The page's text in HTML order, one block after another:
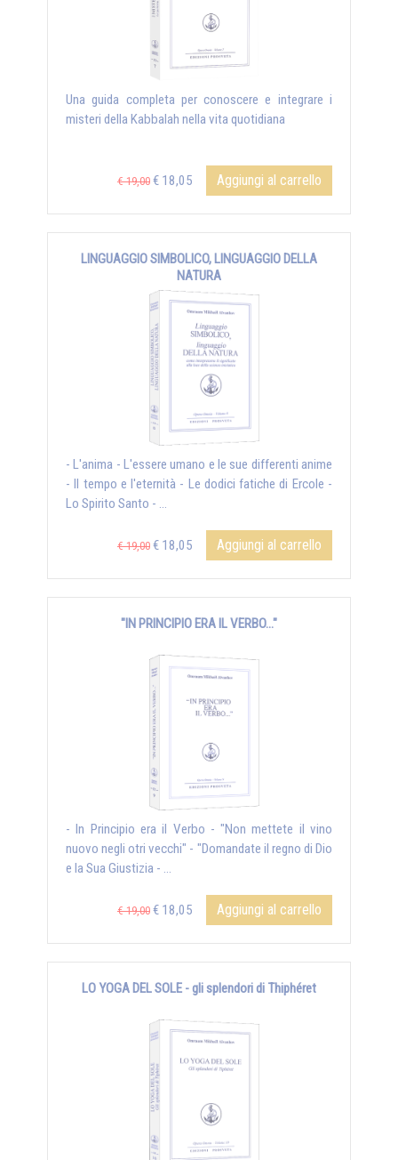
Una guida completa per conoscere e integrare i
misteri della Kabbalah nella vita quotidiana
€ 19,00 € 18,05 Aggiungi al carrello
LINGUAGGIO SIMBOLICO, LINGUAGGIO DELLA
NATURA
- L'anima - L'essere umano e le sue differenti anime
- Il tempo e l'eternità - Le dodici fatiche di Ercole -
Lo Spirito Santo - ...
€ 19,00 € 18,05 Aggiungi al carrello
"IN PRINCIPIO ERA IL VERBO..."
- In Principio era il Verbo - "Non mettete il vino
nuovo negli otri vecchi" - "Domandate il regno di Dio
e la Sua Giustizia - ...
€ 19,00 € 18,05 Aggiungi al carrello
LO YOGA DEL SOLE - gli splendori di Thiphéret